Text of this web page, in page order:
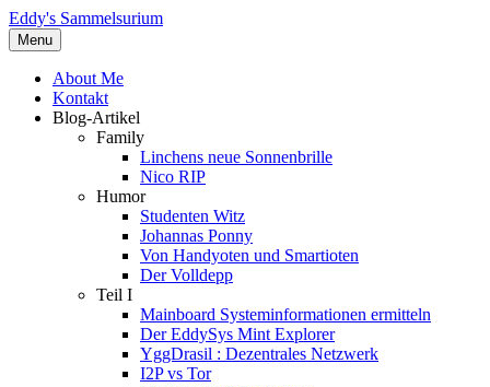
Eddy's Sammelsurium
Menu
About Me
Kontakt
Blog-Artikel
Family
Linchens neue Sonnenbrille
Nico RIP
Humor
Studenten Witz
Johannas Ponny
Von Handyoten und Smartioten
Der Volldepp
Teil I
Mainboard Systeminformationen ermitteln
Der EddySys Mint Explorer
YggDrasil : Dezentrales Netzwerk
I2P vs Tor